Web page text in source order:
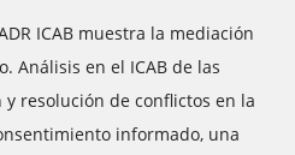
ICAB muestra la mediación
Análisis en el ICAB de las
resolución de conflictos en la
informado, una